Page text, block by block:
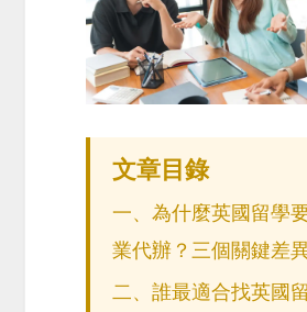
文章目錄
一、為什麼英國留學
業代辦？三個關鍵差
二、誰最適合找英國